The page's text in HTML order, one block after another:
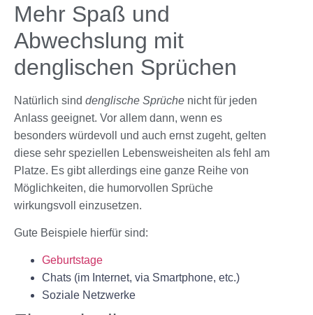
Mehr Spaß und
Abwechslung mit
denglischen Sprüchen
Natürlich sind denglische Sprüche nicht für jeden
Anlass geeignet. Vor allem dann, wenn es
besonders würdevoll und auch ernst zugeht, gelten
diese sehr speziellen Lebensweisheiten als fehl am
Platze. Es gibt allerdings eine ganze Reihe von
Möglichkeiten, die humorvollen Sprüche
wirkungsvoll einzusetzen.
Gute Beispiele hierfür sind:
Geburtstage
Chats (im Internet, via Smartphone, etc.)
Soziale Netzwerke